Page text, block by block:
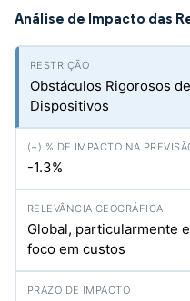
Análise de Impacto das
Obstáculos Rigorosos
Dispositivos
-1.3%
Global, particularmente
foco em custos